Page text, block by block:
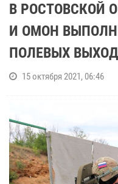
В РОСТОВСКОЙ
И ОМОН
ПОЛЕВЫХ
15 октября 2021, 06:46